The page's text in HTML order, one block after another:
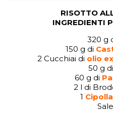
RISOTTO
INGREDIENTI
320 g
150 g di
2 Cucchiai di olio
50 g
60 g di
2 l di
1